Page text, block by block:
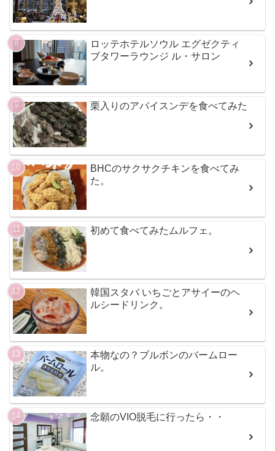
ロッテホテルソウル エグゼクティ
ブタワーラウンジ ル・サロン
栗入りのアバイスンデを食べてみた
BHCのサクサクチキンを食べてみ
た。
初めて食べてみたムルフェ。
韓国スタバ いちごとアサイーのヘ
ルシードリンク。
本物なの？ブルボンのバームロー
ル。
念願のVIO脱毛に行ったら・・